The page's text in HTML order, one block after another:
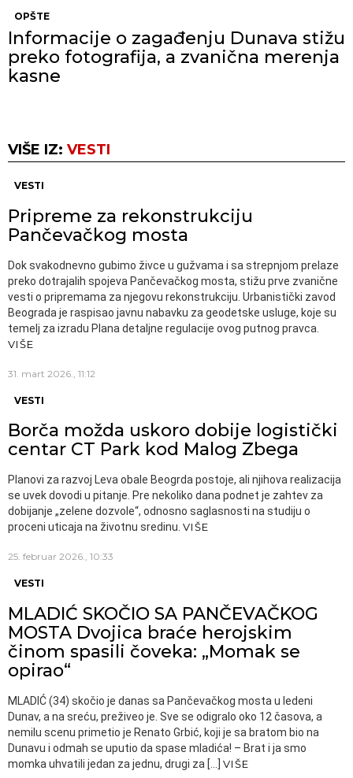
OPŠTE
Informacije o zagađenju Dunava stižu
preko fotografija, a zvanična merenja
kasne
VIŠE IZ: VESTI
VESTI
Pripreme za rekonstrukciju
Pančevačkog mosta
Dok svakodnevno gubimo živce u gužvama i sa strepnjom prelaze
preko dotrajalih spojeva Pančevačkog mosta, stižu prve zvanične
vesti o pripremama za njegovu rekonstrukciju. Urbanistički zavod
Beograda je raspisao javnu nabavku za geodetske usluge, koje su
temelj za izradu Plana detaljne regulacije ovog putnog pravca.
VIŠE
31. mart 2026., 11:12
VESTI
Borča možda uskoro dobije logistički
centar CT Park kod Malog Zbega
Planovi za razvoj Leva obale Beogrda postoje, ali njihova realizacija
se uvek dovodi u pitanje. Pre nekoliko dana podnet je zahtev za
dobijanje „zelene dozvole“, odnosno saglasnosti na studiju o
proceni uticaja na životnu sredinu. VIŠE
25. februar 2026., 10:33
VESTI
MLADIĆ SKOČIO SA PANČEVAČKOG
MOSTA Dvojica braće herojskim
činom spasili čoveka: „Momak se
opirao“
MLADIĆ (34) skočio je danas sa Pančevačkog mosta u ledeni
Dunav, a na sreću, preživeo je. Sve se odigralo oko 12 časova, a
nemilu scenu primetio je Renato Grbić, koji je sa bratom bio na
Dunavu i odmah se uputio da spase mladića! – Brat i ja smo
momka uhvatili jedan za jednu, drugi za […] VIŠE